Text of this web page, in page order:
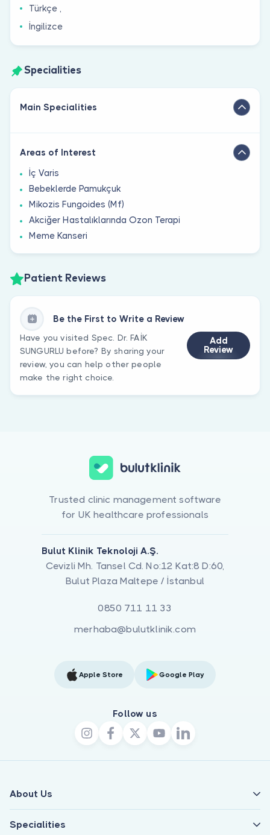
Türkçe ,
İngilizce
Specialities
Main Specialities
Areas of Interest
İç Varis
Bebeklerde Pamukçuk
Mikozis Fungoides (Mf)
Akciğer Hastalıklarında Ozon Terapi
Meme Kanseri
Patient Reviews
Be the First to Write a Review
Have you visited Spec. Dr. FAİK
SUNGURLU before? By sharing your
review, you can help other people
make the right choice.
Add
Review
Trusted clinic management software
for UK healthcare professionals
Bulut Klinik Teknoloji A.Ş.
Cevizli Mh. Tansel Cd. No:12 Kat:8 D:60,
Bulut Plaza Maltepe / İstanbul
0850 711 11 33
merhaba@bulutklinik.com
Apple Store Google Play
Follow us
About Us
Specialities